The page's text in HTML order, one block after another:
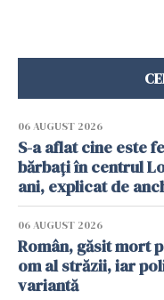
06 AUGUST 2026
S-a aflat cine este
bărbați în centrul
ani, explicat de
06 AUGUST 2026
Român, găsit mort
om al străzii, iar
variantă